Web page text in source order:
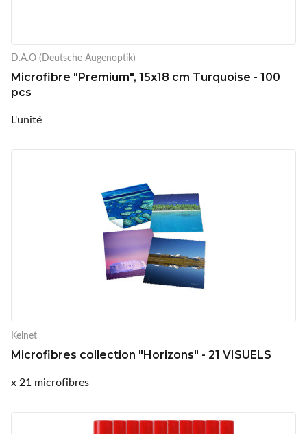
D.A.O (Deutsche Augenoptik)
Microfibre "Premium", 15x18 cm Turquoise - 100
pcs
L'unité
Kelnet
Microfibres collection "Horizons" - 21 VISUELS
x 21 microfibres